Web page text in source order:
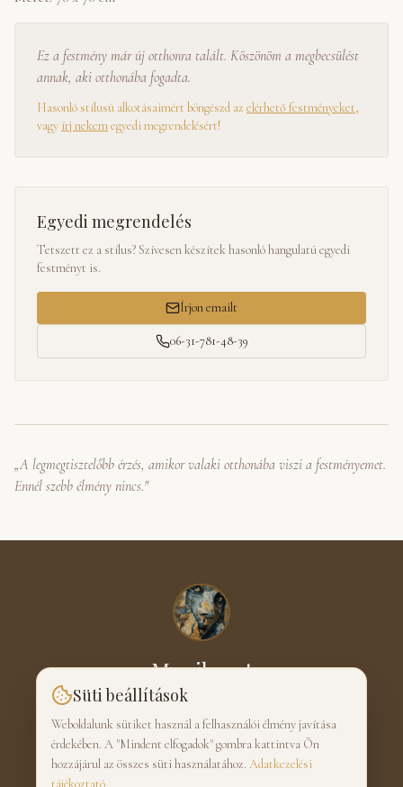
Ez a festmény már új otthonra talált. Köszönöm a megbecsülést
annak, aki otthonába fogadta.
Hasonló stílusú alkotásaimért böngészd az elérhető festményeket,
vagy írj nekemegyedi megrendelésért!
Egyedi megrendelés
Tetszett ez a stílus? Szívesen készítek hasonló hangulatú egyedi
festményt is.
Írjon emailt
06-31-781-48-39
„A legmegtisztelőbb érzés, amikor valaki otthonába viszi a festményemet.
Ennél szebb élmény nincs."
Monik-art
SCHMIDT MÓNIKA · FESTŐ
Süti beállítások
Weboldalunk sütiket használ a felhasználói élmény javítása
érdekében. A "Mindent elfogadok" gombra kattintva Ön
hozzájárul az összes süti használatához. Adatkezelési
tájékoztató